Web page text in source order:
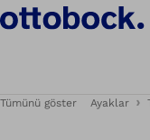
Tümünü göster Ayaklar